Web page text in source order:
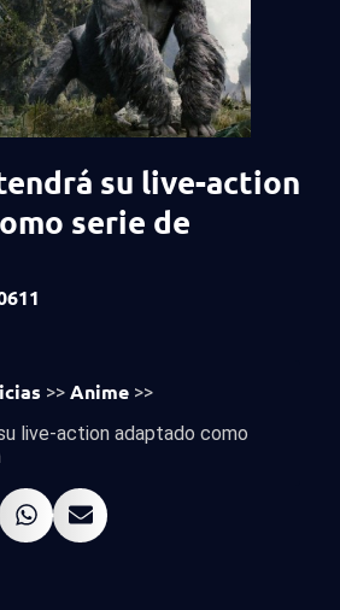
su live-action
serie de
>> Anime >>
live-action adaptado como